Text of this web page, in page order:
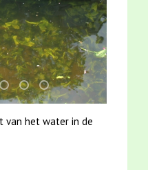
elly
28 brasem en rietvoorns 4a
watervogelmethode fuut
smoelenboek fifi en karper
jun2021 zaklv 5 snoekje
karper met
van het water in de